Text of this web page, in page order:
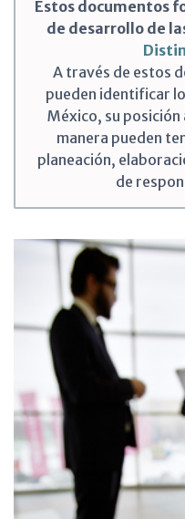
Estos documentos
de desarrollo de
A través de estos
pueden identificar
México, su
manera pueden
planeación,
de